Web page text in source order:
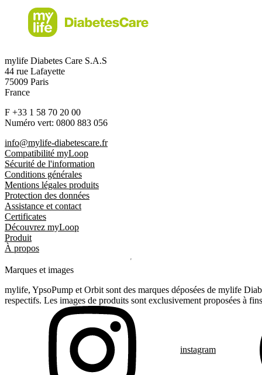
mylife Diabetes Care S.A.S
44 rue Lafayette
75009 Paris
France
F +33 1 58 70 20 00
Numéro vert: 0800 883 056
info@mylife-diabetescare.fr
Compatibilité myLoop
Sécurité de l'information
Conditions générales
Mentions légales produits
Protection des données
Assistance et contact
Certificates
Découvrez myLoop
Produit
À propos
Marques et images
mylife, YpsoPump et Orbit sont des marques déposées de mylife
respectifs. Les images de produits sont exclusivement proposées à
instagram